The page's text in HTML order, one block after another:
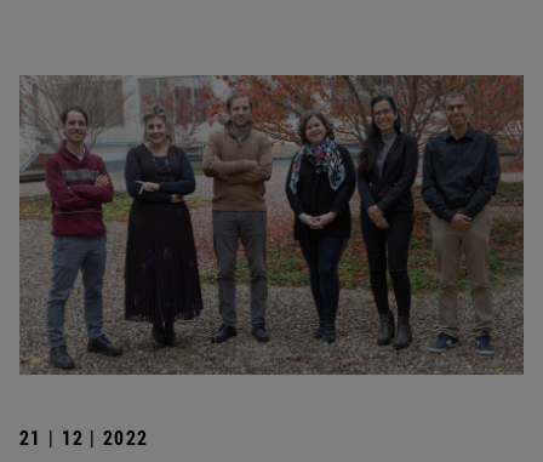
21 | 12 | 2022